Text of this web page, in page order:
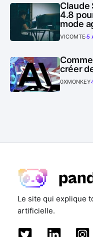
Claude
4.8
mode
VICOMTE 5
créer
0XMONKEY
Le site qui explique
artificielle.